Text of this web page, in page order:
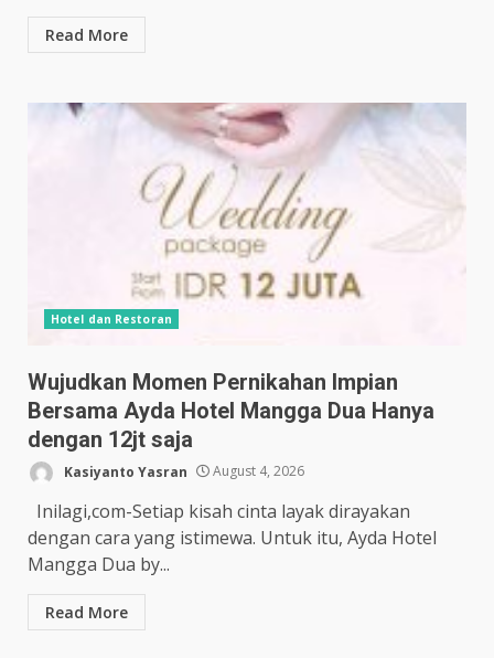
Read More
Hotel dan Restoran
Wujudkan Momen Pernikahan Impian
Bersama Ayda Hotel Mangga Dua Hanya
dengan 12jt saja
Kasiyanto Yasran August 4, 2026
Inilagi,com-Setiap kisah cinta layak dirayakan
dengan cara yang istimewa. Untuk itu, Ayda Hotel
Mangga Dua by...
Read More